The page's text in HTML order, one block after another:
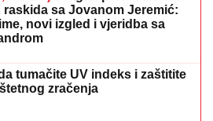
raskida sa Jovanom Jeremić:
novi izgled i vjeridba sa
tumačite UV indeks i zaštitite
zračenja